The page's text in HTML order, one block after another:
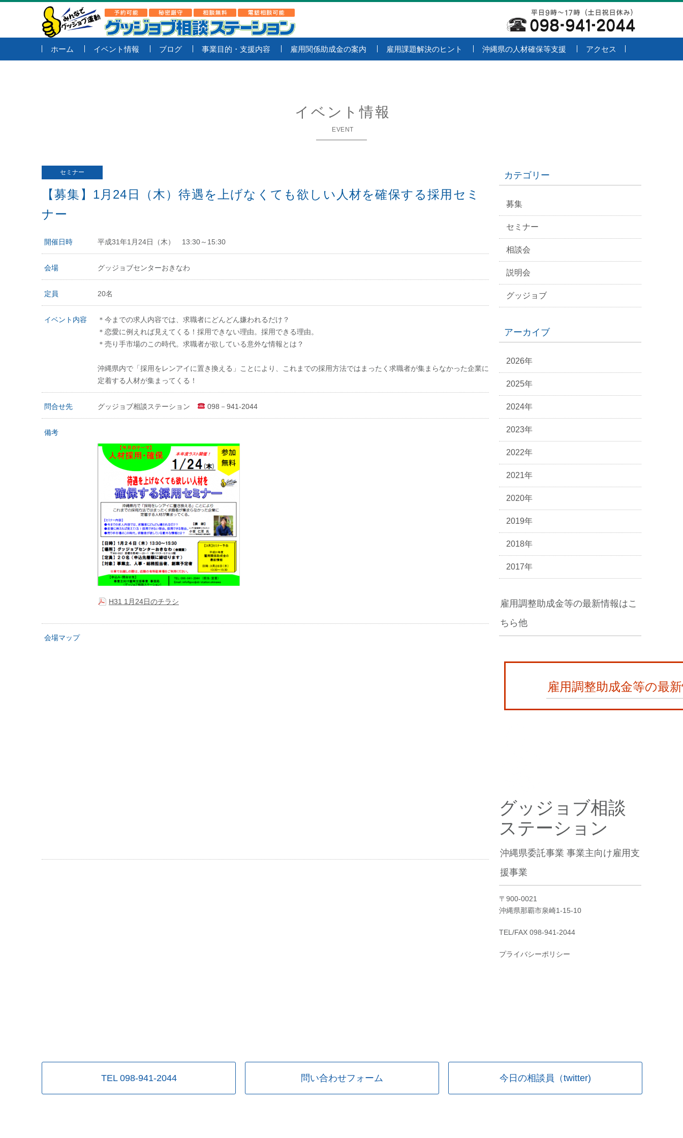
ホーム イベント情報 ブログ 事業目的・支援内容 雇用関係助成金の案内 雇用課題解決のヒント 沖縄県の人材確保等支援 アクセス
イベント情報
EVENT
セミナー
【募集】1月24日（木）待遇を上げなくても欲しい人材を確保する採用セミ
ナー
開催日時 平成31年1月24日（木） 13:30～15:30
会場 グッジョブセンターおきなわ
定員 20名
イベント内容
＊今までの求人内容では、求職者にどんどん嫌われるだけ？
＊恋愛に例えれば見えてくる！採用できない理由。採用できる理由。
＊売り手市場のこの時代。求職者が欲している意外な情報とは？
沖縄県内で「採用をレンアイに置き換える」ことにより、これまでの採用方法ではまったく求職者が集まらなかった企業に
定着する人材が集まってくる！
問合せ先 グッジョブ相談ステーション 098－941-2044
備考
H31 1月24日のチラシ
会場マップ
カテゴリー
募集
セミナー
相談会
説明会
グッジョブ
アーカイブ
2026年
2025年
2024年
2023年
2022年
2021年
2020年
2019年
2018年
2017年
雇用調整助成金等の最新情報はこ
ちら他
雇用調整助成金等の最
グッジョブ相談
ステーション
沖縄県委託事業 事業主向け雇用支
援事業
〒900-0021
沖縄県那覇市泉崎1-15-10
TEL/FAX 098-941-2044
プライバシーポリシー
TEL 098-941-2044 問い合わせフォーム 今日の相談員（twitter)